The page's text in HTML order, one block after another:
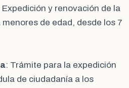
Expedición y renovación de la
de edad, desde los 7
: Trámite para la expedición
de ciudadanía a los